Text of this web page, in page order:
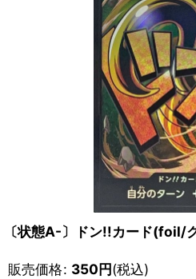
〔状態A-〕ドン!!カード(foil/
販売価格: 350円(税込)